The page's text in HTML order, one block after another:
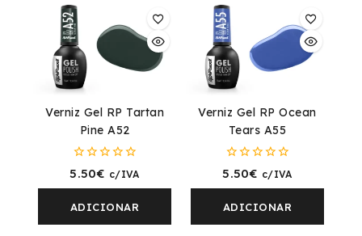
Verniz Gel RP Tartan
Pine A52
0
fora
5
5.50€ c/IVA
ADICIONAR
Verniz Gel RP Ocean
Tears A55
0
fora
5
5.50€ c/IVA
ADICIONAR